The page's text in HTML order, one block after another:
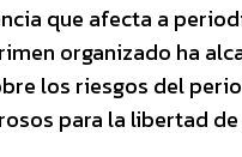
que afecta a
organizado ha
los riesgos del
para la libertad